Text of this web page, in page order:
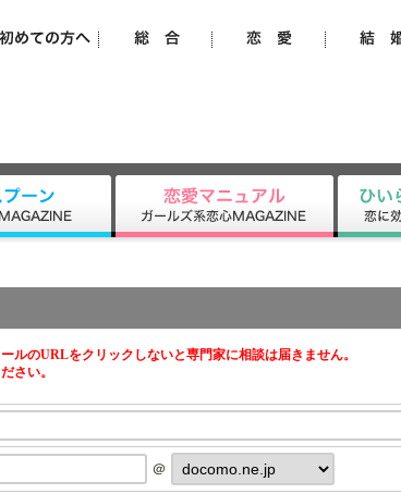
ルのURLをクリックしないと専門家に相談は届きません。
さい。
＠